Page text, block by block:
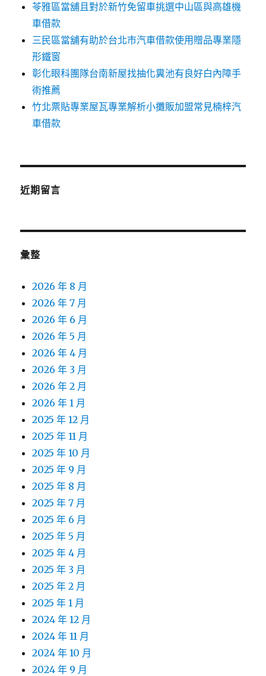
苓雅區當舖且對於新竹免留車挑選中山區與高雄機
車借款
三民區當舖有助於台北市汽車借款使用贈品專業隱
形鐵窗
彰化眼科團隊台南新屋找抽化糞池有良好白內障手
術推薦
竹北票貼專業屋瓦專業解析小攤販加盟常見楠梓汽
車借款
近期留言
彙整
2026 年 8 月
2026 年 7 月
2026 年 6 月
2026 年 5 月
2026 年 4 月
2026 年 3 月
2026 年 2 月
2026 年 1 月
2025 年 12 月
2025 年 11 月
2025 年 10 月
2025 年 9 月
2025 年 8 月
2025 年 7 月
2025 年 6 月
2025 年 5 月
2025 年 4 月
2025 年 3 月
2025 年 2 月
2025 年 1 月
2024 年 12 月
2024 年 11 月
2024 年 10 月
2024 年 9 月